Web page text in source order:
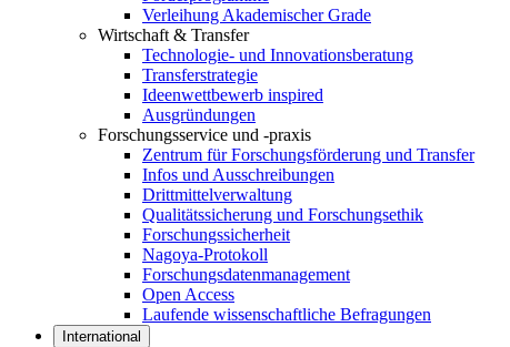
Verleihung Akademischer Grade
Wirtschaft & Transfer
Technologie- und Innovationsberatung
Transferstrategie
Ideenwettbewerb inspired
Ausgründungen
Forschungsservice und -praxis
Zentrum für Forschungsförderung und Transfer
Infos und Ausschreibungen
Drittmittelverwaltung
Qualitätssicherung und Forschungsethik
Forschungssicherheit
Nagoya-Protokoll
Forschungsdatenmanagement
Open Access
Laufende wissenschaftliche Befragungen
International